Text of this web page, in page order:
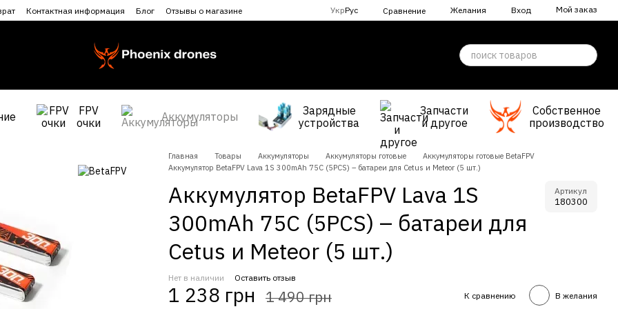
Контактная информация Блог
Отзывы о магазине
УкрРус Сравнение Желания Вход Мой заказ
FPV
очки
Аккумуляторы
Зарядные
устройства
Запчасти
и другое
Собственное
производство
Главная Товары Аккумуляторы Аккумуляторы готовые
Аккумуляторы готовые BetaFPV
Аккумулятор BetaFPV Lava 1S 300mAh 75C (5PCS) – батареи для Cetus и Meteor (5 шт.)
Аккумулятор BetaFPV Lava 1S
300mAh 75C (5PCS) – батареи для
Cetus и Meteor (5 шт.)
Артикул
180300
Нет в наличии Оставить отзыв
1 238 грн 1 490 грн К сравнению В желания